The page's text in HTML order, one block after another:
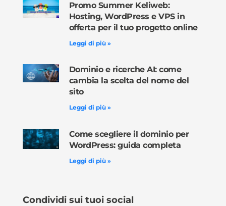
Promo Summer Keliweb:
Hosting, WordPress e VPS in
offerta per il tuo progetto online
Leggi di più »
Dominio e ricerche AI: come
cambia la scelta del nome del
sito
Leggi di più »
Come scegliere il dominio per
WordPress: guida completa
Leggi di più »
Condividi sui tuoi social